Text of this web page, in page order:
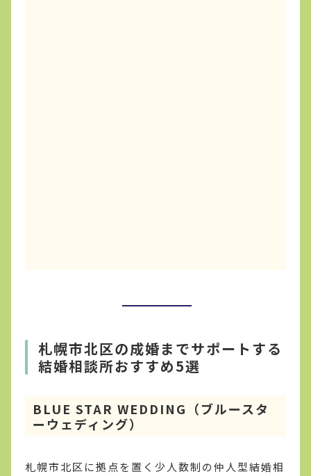
札幌市北区の成婚までサポートする
結婚相談所おすすめ5選
BLUE STAR WEDDING（ブルースタ
ーウェディング）
札幌市北区に拠点を置く少人数制の仲人型結婚相